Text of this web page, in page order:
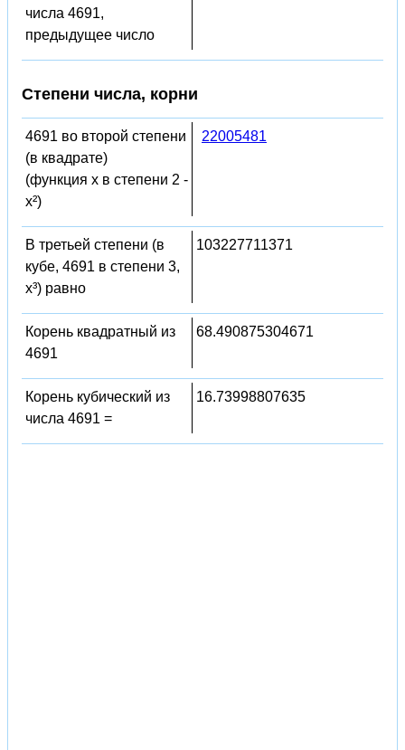
числа 4691,
предыдущее число
Степени числа, корни
4691 во второй степени
(в квадрате)
(функция x в степени 2 -
x²)
22005481
В третьей степени (в
кубе, 4691 в степени 3,
x³) равно
103227711371
Корень квадратный из
4691
68.490875304671
Корень кубический из
числа 4691 =
16.73998807635